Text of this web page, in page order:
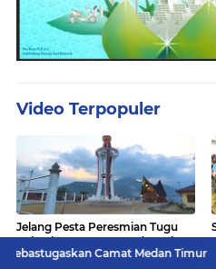
Video Terpopuler
Jelang Pesta Peresmian Tugu
Raja Sitanggang se-Indonesia,
Begini Penampakan Terakhir
Camat Medan Timur 39 Pejabat